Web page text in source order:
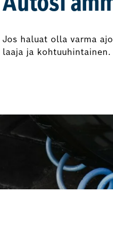
Jos haluat olla varma
laaja ja kohtuuhintainen.